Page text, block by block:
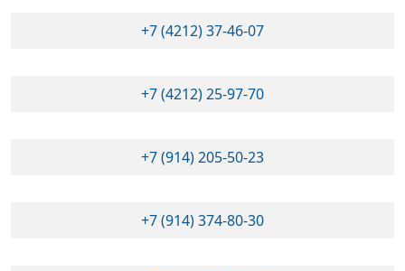
+7 (4212) 37-46-07
+7 (4212) 25-97-70
+7 (914) 205-50-23
+7 (914) 374-80-30